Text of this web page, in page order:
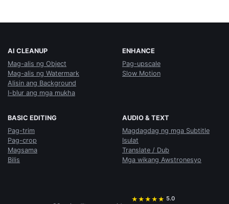
AI CLEANUP
Mag-alis ng Object
Mag-alis ng Watermark
Alisin ang Background
I-blur ang mga mukha
ENHANCE
Pag-upscale
Slow Motion
BASIC EDITING
Pag-trim
Pag-crop
Magsama
Bilis
AUDIO & TEXT
Magdagdag ng mga Subtitle
Isulat
Translate / Dub
Mga wikang Awstronesyo
★ ★ ★ ★ ★ 5.0